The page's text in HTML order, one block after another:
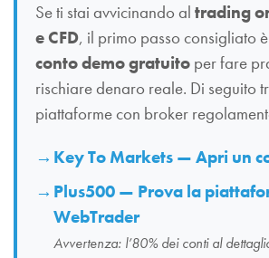
Se ti stai avvicinando al trading
e CFD, il primo passo consigliato
conto demo gratuito per fare
rischiare denaro reale. Di seguito
piattaforme con broker
Key To Markets — Apri un
Plus500 — Prova la
WebTrader
Avvertenza: l’80% dei conti al